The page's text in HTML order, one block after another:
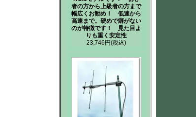
者の方から上級者の方まで
幅広くお勧め！ 低速から
高速まで。硬めで癖がない
のが特徴です！ 見た目よ
りも重く安定性
23,746円(税込)